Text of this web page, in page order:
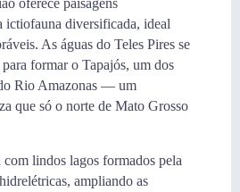
ictiofauna diversificada, ideal
As águas do Teles Pires se
formar o Tapajós, um dos
Rio Amazonas — um
que só o norte de Mato Grosso
lindos lagos formados pela
ampliando as